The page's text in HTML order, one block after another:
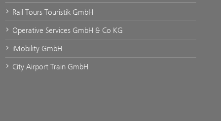
Rail Tours Touristik GmbH
Operative Services GmbH & Co KG
iMobility GmbH
City Airport Train GmbH